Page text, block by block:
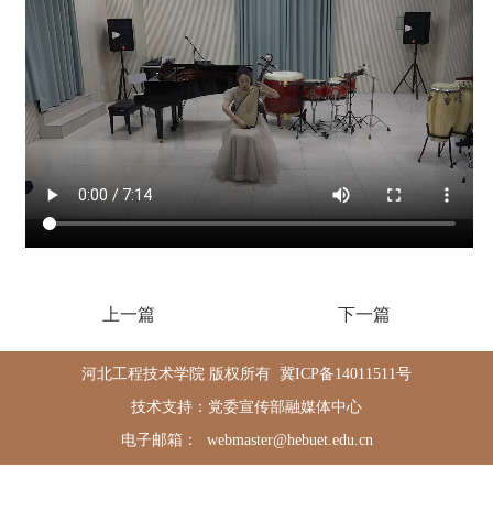
上一篇 下一篇
河北工程技术学院 版权所有 冀ICP备14011511号
技术支持：党委宣传部融媒体中心
电子邮箱： webmaster@hebuet.edu.cn